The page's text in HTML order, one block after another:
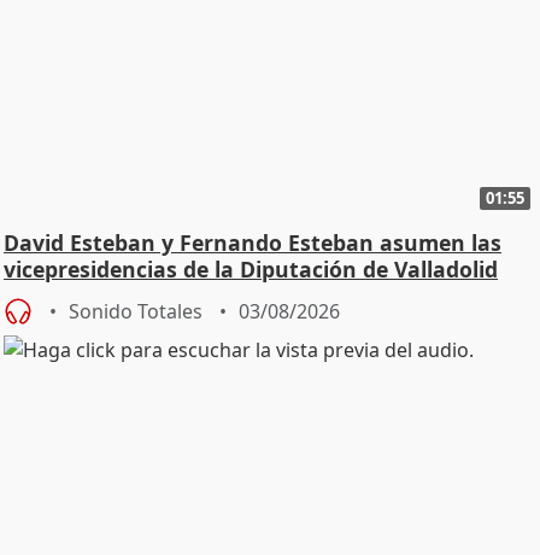
01:55
David Esteban y Fernando Esteban asumen las
vicepresidencias de la Diputación de Valladolid
Sonido Totales 03/08/2026